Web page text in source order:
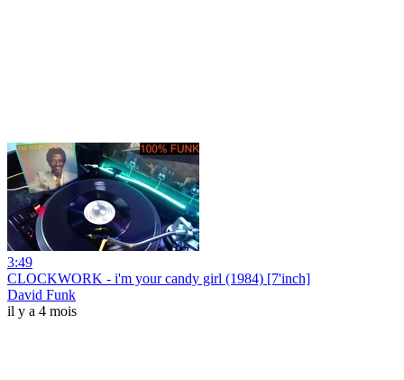
3:49
CLOCKWORK - i'm your candy girl (1984) [7'inch]
David Funk
il y a 4 mois